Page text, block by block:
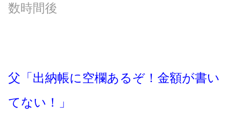
数時間後
父「出納帳に空欄あるぞ！金額が書い
てない！」